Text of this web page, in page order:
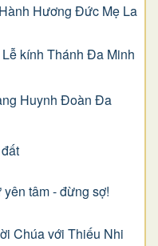
Hương Đức Mẹ La
kính Thánh Đa Minh
Huynh Đoàn Đa
tâm - đừng sợ!
Chúa với Thiếu Nhi